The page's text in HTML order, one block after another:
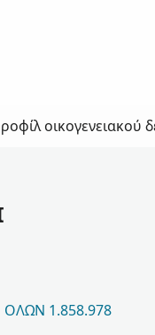
οικογενειακού
1.858.978